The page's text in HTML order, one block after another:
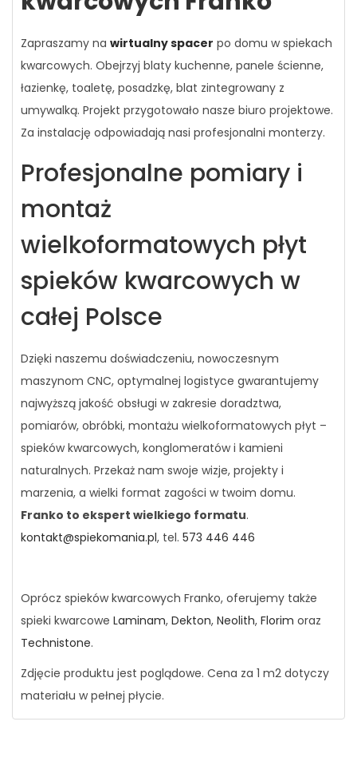
Zapraszamy na wirtualny spacer po domu w spiekach
kwarcowych. Obejrzyj blaty kuchenne, panele ścienne,
łazienkę, toaletę, posadzkę, blat zintegrowany z
umywalką. Projekt przygotowało nasze biuro projektowe.
Za instalację odpowiadają nasi profesjonalni monterzy.
Profesjonalne pomiary i
montaż
wielkoformatowych płyt
spieków kwarcowych w
całej Polsce
Dzięki naszemu doświadczeniu, nowoczesnym
maszynom CNC, optymalnej logistyce gwarantujemy
najwyższą jakość obsługi w zakresie doradztwa,
pomiarów, obróbki, montażu wielkoformatowych płyt –
spieków kwarcowych, konglomeratów i kamieni
naturalnych. Przekaż nam swoje wizje, projekty i
marzenia, a wielki format zagości w twoim domu.
Franko to ekspert wielkiego formatu.
kontakt@spiekomania.pl, tel. 573 446 446
Oprócz spieków kwarcowych Franko, oferujemy także
spieki kwarcowe Laminam, Dekton, Neolith, Florim oraz
Technistone.
Zdjęcie produktu jest poglądowe. Cena za 1 m2 dotyczy
materiału w pełnej płycie.